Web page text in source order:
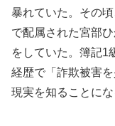
暴れていた。その
で配属された宮部
をしていた。簿記1
経歴で「詐欺被害
現実を知ることにな